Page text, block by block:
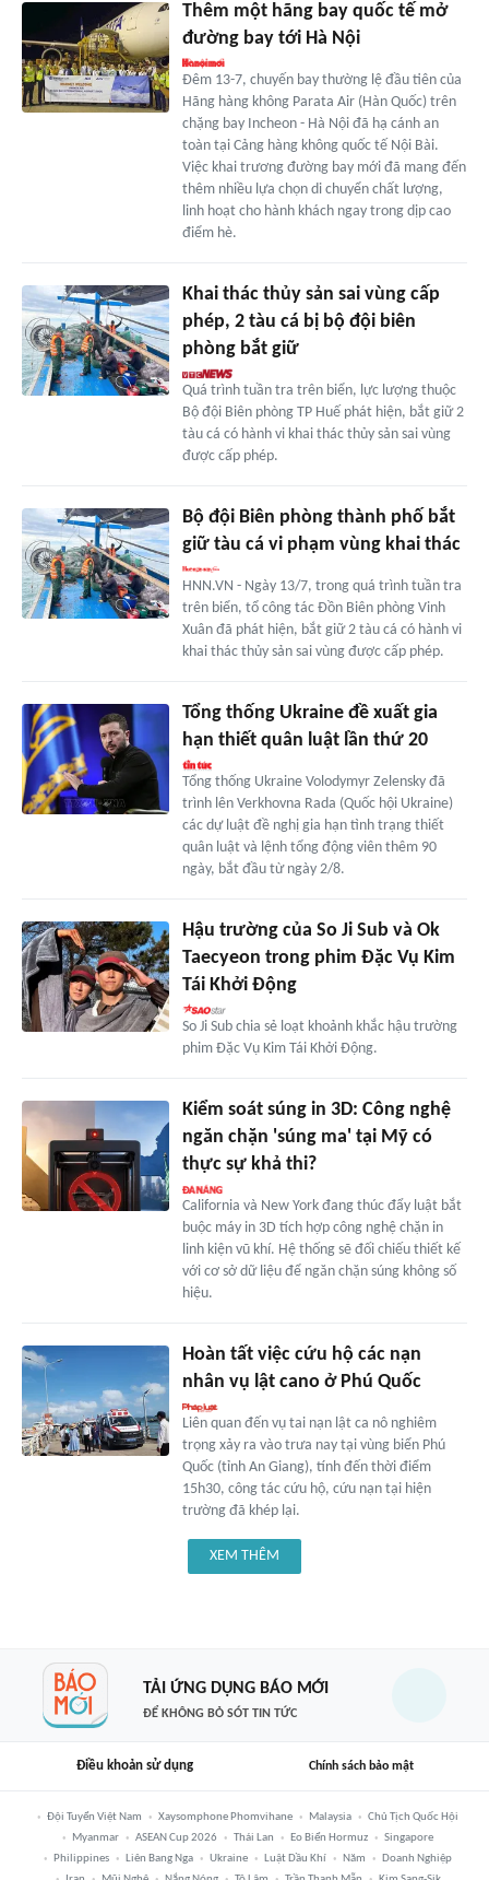
Thêm một hãng bay quốc tế mở
đường bay tới Hà Nội
Đêm 13-7, chuyến bay thường lệ đầu tiên của
Hãng hàng không Parata Air (Hàn Quốc) trên
chặng bay Incheon - Hà Nội đã hạ cánh an
toàn tại Cảng hàng không quốc tế Nội Bài.
Việc khai trương đường bay mới đã mang đến
thêm nhiều lựa chọn di chuyển chất lượng,
linh hoạt cho hành khách ngay trong dịp cao
điểm hè.
Khai thác thủy sản sai vùng cấp
phép, 2 tàu cá bị bộ đội biên
phòng bắt giữ
Quá trình tuần tra trên biển, lực lượng thuộc
Bộ đội Biên phòng TP Huế phát hiện, bắt giữ 2
tàu cá có hành vi khai thác thủy sản sai vùng
được cấp phép.
Bộ đội Biên phòng thành phố bắt
giữ tàu cá vi phạm vùng khai thác
HNN.VN - Ngày 13/7, trong quá trình tuần tra
trên biển, tổ công tác Đồn Biên phòng Vinh
Xuân đã phát hiện, bắt giữ 2 tàu cá có hành vi
khai thác thủy sản sai vùng được cấp phép.
Tổng thống Ukraine đề xuất gia
hạn thiết quân luật lần thứ 20
Tổng thống Ukraine Volodymyr Zelensky đã
trình lên Verkhovna Rada (Quốc hội Ukraine)
các dự luật đề nghị gia hạn tình trạng thiết
quân luật và lệnh tổng động viên thêm 90
ngày, bắt đầu từ ngày 2/8.
Hậu trường của So Ji Sub và Ok
Taecyeon trong phim Đặc Vụ Kim
Tái Khởi Động
So Ji Sub chia sẻ loạt khoảnh khắc hậu trường
phim Đặc Vụ Kim Tái Khởi Động.
Kiểm soát súng in 3D: Công nghệ
ngăn chặn 'súng ma' tại Mỹ có
thực sự khả thi?
California và New York đang thúc đẩy luật bắt
buộc máy in 3D tích hợp công nghệ chặn in
linh kiện vũ khí. Hệ thống sẽ đối chiếu thiết kế
với cơ sở dữ liệu để ngăn chặn súng không số
hiệu.
Hoàn tất việc cứu hộ các nạn
nhân vụ lật cano ở Phú Quốc
Liên quan đến vụ tai nạn lật ca nô nghiêm
trọng xảy ra vào trưa nay tại vùng biển Phú
Quốc (tỉnh An Giang), tính đến thời điểm
15h30, công tác cứu hộ, cứu nạn tại hiện
trường đã khép lại.
XEM THÊM
TẢI ỨNG DỤNG BÁO MỚI
ĐỂ KHÔNG BỎ SÓT TIN TỨC
Điều khoản sử dụng Chính sách bảo mật
Đội Tuyển Việt Nam Xaysomphone Phomvihane Malaysia
Chủ Tịch Quốc Hội
Myanmar
ASEAN Cup 2026 Thái Lan Eo Biển Hormuz
Singapore
Philippines
Liên Bang Nga Ukraine Luật Dầu Khí Năm
Doanh Nghiệp